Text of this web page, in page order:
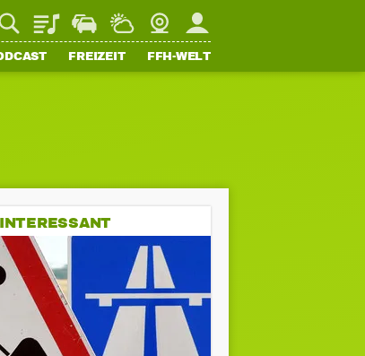
PlaylistStaupilotWetterWebcamMein FFH
FREIZEIT FFH-WELT